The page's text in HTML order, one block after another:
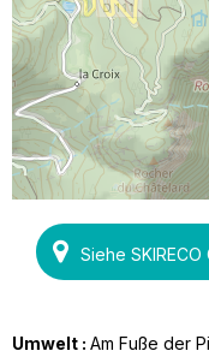
Siehe
Umwelt : Am Fuße der